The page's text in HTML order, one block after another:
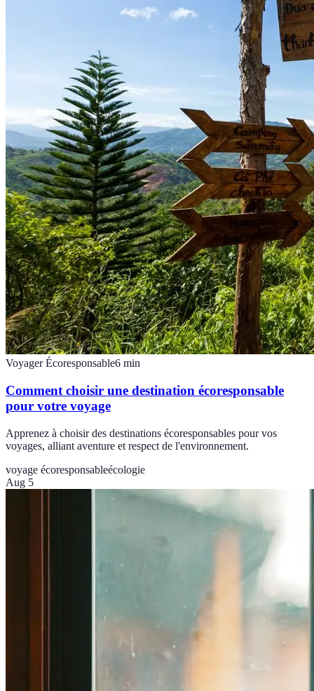
Voyager Écoresponsable6 min
Comment choisir une destination écoresponsable
pour votre voyage
Apprenez à choisir des destinations écoresponsables pour vos
voyages, alliant aventure et respect de l'environnement.
voyage écoresponsableécologie
Aug 5